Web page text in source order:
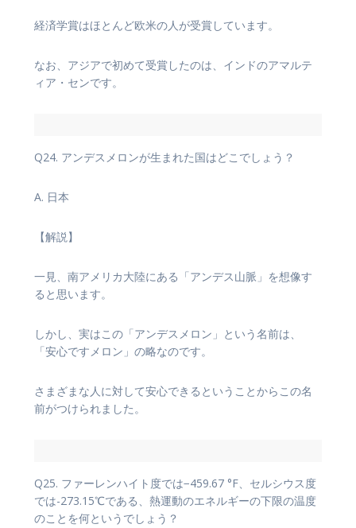
経済学賞はほとんど欧米の人が受賞しています。
なお、アジアで初めて受賞したのは、インドのアマルテ
ィア・センです。
Q24. アンデスメロンが生まれた国はどこでしょう？
A. 日本
【解説】
一見、南アメリカ大陸にある「アンデス山脈」を想像す
ると思います。
しかし、実はこの「アンデスメロン」という名前は、
「安心ですメロン」の略なのです。
さまざまな人に対して安心できるということからこの名
前がつけられました。
Q25. ファーレンハイト度では−459.67 °F、セルシウス度
では-273.15℃である、熱運動のエネルギーの下限の温度
のことを何というでしょう？